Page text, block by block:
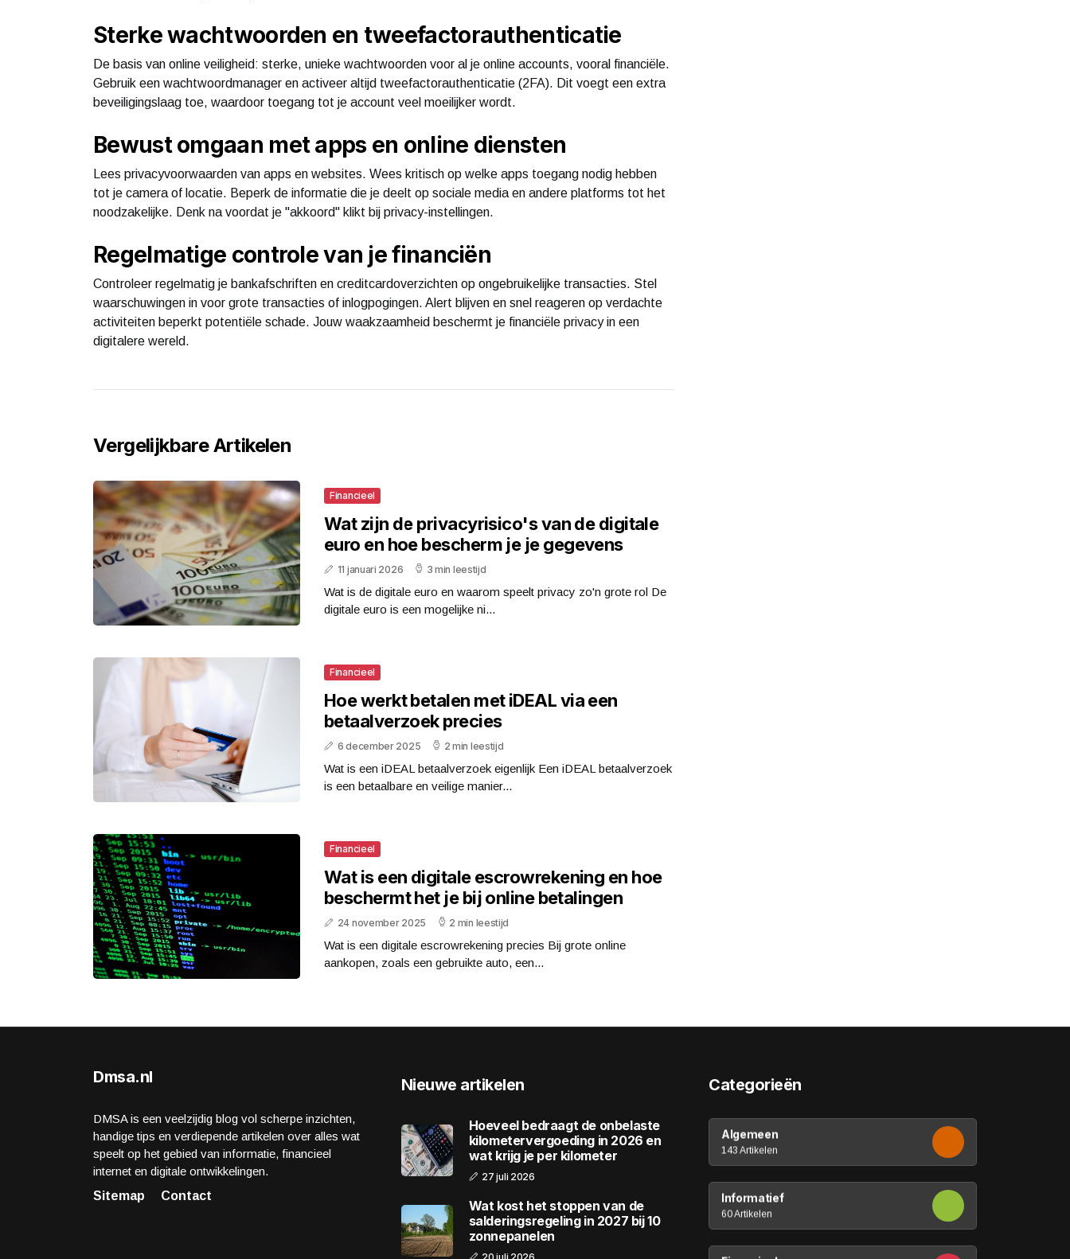
Sterke wachtwoorden en tweefactorauthenticatie
De basis van online veiligheid: sterke, unieke wachtwoorden voor al je online accounts, vooral financiële.
Gebruik een wachtwoordmanager en activeer altijd tweefactorauthenticatie (2FA). Dit voegt een extra
beveiligingslaag toe, waardoor toegang tot je account veel moeilijker wordt.
Bewust omgaan met apps en online diensten
Lees privacyvoorwaarden van apps en websites. Wees kritisch op welke apps toegang nodig hebben
tot je camera of locatie. Beperk de informatie die je deelt op sociale media en andere platforms tot het
noodzakelijke. Denk na voordat je "akkoord" klikt bij privacy-instellingen.
Regelmatige controle van je financiën
Controleer regelmatig je bankafschriften en creditcardoverzichten op ongebruikelijke transacties. Stel
waarschuwingen in voor grote transacties of inlogpogingen. Alert blijven en snel reageren op verdachte
activiteiten beperkt potentiële schade. Jouw waakzaamheid beschermt je financiële privacy in een
digitalere wereld.
Vergelijkbare Artikelen
Financieel
Wat zijn de privacyrisico's van de digitale
euro en hoe bescherm je je gegevens
11 januari 2026 3 min leestijd
Wat is de digitale euro en waarom speelt privacy zo'n grote rol De
digitale euro is een mogelijke ni...
Financieel
Hoe werkt betalen met iDEAL via een
betaalverzoek precies
6 december 2025 2 min leestijd
Wat is een iDEAL betaalverzoek eigenlijk Een iDEAL betaalverzoek
is een betaalbare en veilige manier...
Financieel
Wat is een digitale escrowrekening en hoe
beschermt het je bij online betalingen
24 november 2025 2 min leestijd
Wat is een digitale escrowrekening precies Bij grote online
aankopen, zoals een gebruikte auto, een...
Dmsa.nl
DMSA is een veelzijdig blog vol scherpe inzichten,
handige tips en verdiepende artikelen over alles wat
speelt op het gebied van informatie, financieel
internet en digitale ontwikkelingen.
Sitemap
Contact
Nieuwe artikelen
Hoeveel bedraagt de onbelaste
kilometervergoeding in 2026 en
wat krijg je per kilometer
27 juli 2026
Wat kost het stoppen van de
salderingsregeling in 2027 bij 10
zonnepanelen
20 juli 2026
Categorieën
Algemeen
143 Artikelen
Informatief
60 Artikelen